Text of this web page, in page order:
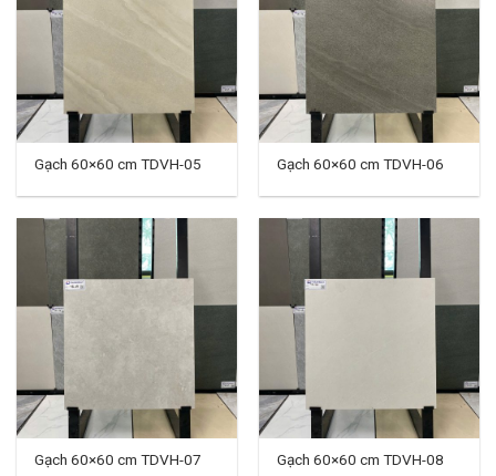
Gạch 60×60 cm TDVH-05 Gạch 60×60 cm TDVH-06
Gạch 60×60 cm TDVH-07 Gạch 60×60 cm TDVH-08